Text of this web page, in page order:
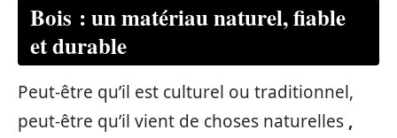
Bois : un matériau naturel, fiable
et durable
Peut-être qu’il est culturel ou traditionnel,
peut-être qu’il vient de choses naturelles ,